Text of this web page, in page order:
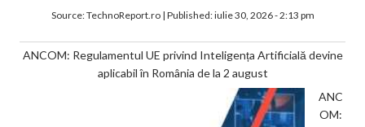
Source:TechnoReport.ro| Published:iulie 30, 2026 - 2:13 pm
ANCOM: Regulamentul UE privind Inteligența Artificială devine
aplicabil în România de la 2 august
ANC
OM: